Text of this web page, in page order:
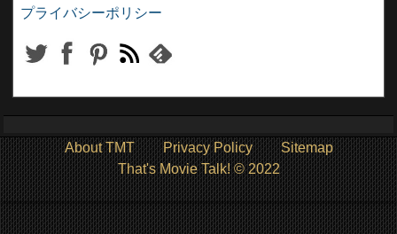
プライバシーポリシー
About TMT Privacy Policy
Sitemap
That's Movie Talk! © 2022